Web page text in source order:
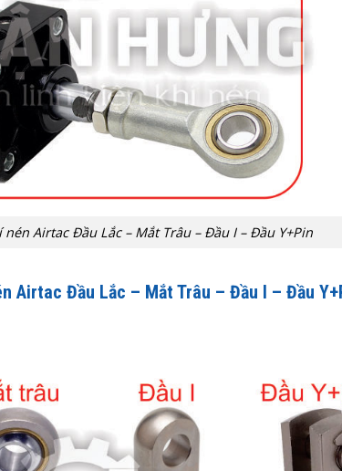
Airtac Đầu Lắc – Mắt Trâu – Đầu I – Đầu Y+Pin
Airtac Đầu Lắc – Mắt Trâu – Đầu I – Đầu